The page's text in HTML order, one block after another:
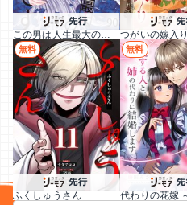
この男は人生最大の過ちです
無料
ふくしゅうさん
無料